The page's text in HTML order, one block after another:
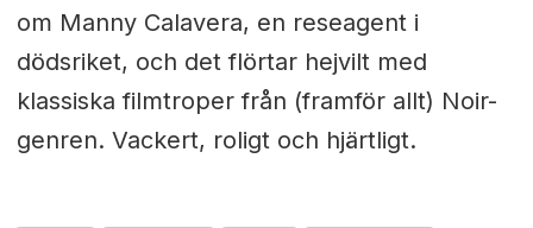
om Manny Calavera, en reseagent i
dödsriket, och det flörtar hejvilt med
klassiska filmtroper från (framför allt) Noir-
genren. Vackert, roligt och hjärtligt.